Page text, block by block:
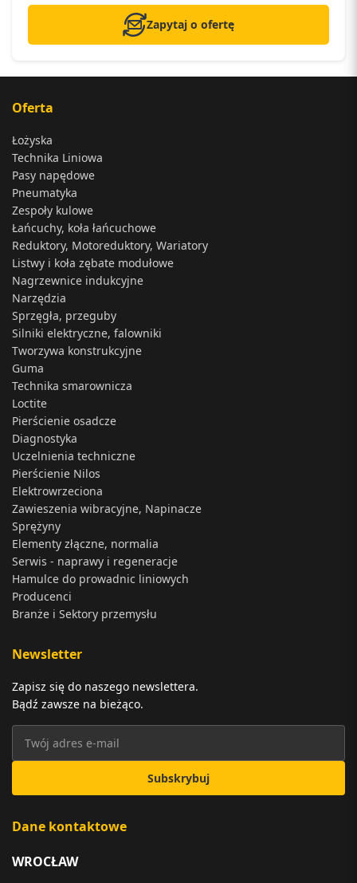
Zapytaj o ofertę
Oferta
Łożyska
Technika Liniowa
Pasy napędowe
Pneumatyka
Zespoły kulowe
Łańcuchy, koła łańcuchowe
Reduktory, Motoreduktory, Wariatory
Listwy i koła zębate modułowe
Nagrzewnice indukcyjne
Narzędzia
Sprzęgła, przeguby
Silniki elektryczne, falowniki
Tworzywa konstrukcyjne
Guma
Technika smarownicza
Loctite
Pierścienie osadcze
Diagnostyka
Uczelnienia techniczne
Pierścienie Nilos
Elektrowrzeciona
Zawieszenia wibracyjne, Napinacze
Sprężyny
Elementy złączne, normalia
Serwis - naprawy i regeneracje
Hamulce do prowadnic liniowych
Producenci
Branże i Sektory przemysłu
Newsletter
Zapisz się do naszego newslettera.
Bądź zawsze na bieżąco.
Subskrybuj
Dane kontaktowe
WROCŁAW